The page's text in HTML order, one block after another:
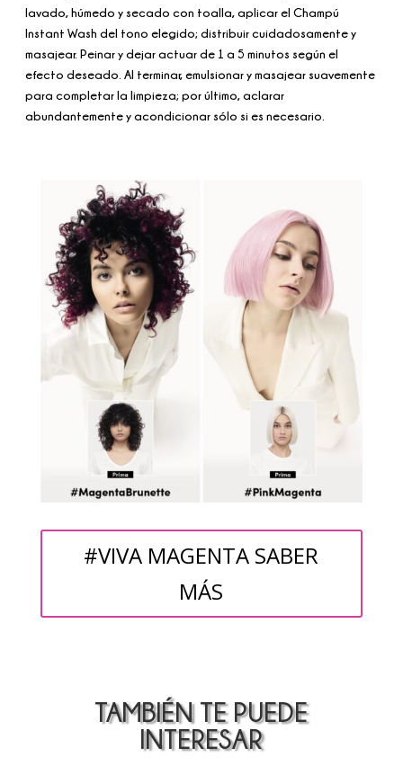
lavado, húmedo y secado con toalla, aplicar el Champú
Instant Wash del tono elegido; distribuir cuidadosamente y
masajear. Peinar y dejar actuar de 1 a 5 minutos según el
efecto deseado. Al terminar, emulsionar y masajear suavemente
para completar la limpieza; por último, aclarar
abundantemente y acondicionar sólo si es necesario.
#VIVA MAGENTA SABER
MÁS
TAMBIÉN TE PUEDE
INTERESAR